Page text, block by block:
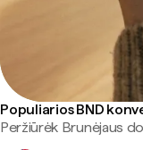
Populiarios BND
Peržiūrėk Brunėjaus